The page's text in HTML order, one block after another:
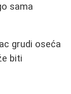
sama
grudi oseća
biti